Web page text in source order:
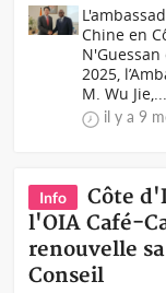
Chine en
2025,
M. Wu Jie,...
il y a 9
Info
Côte
l'OIA Café-
renouvelle
Conseil